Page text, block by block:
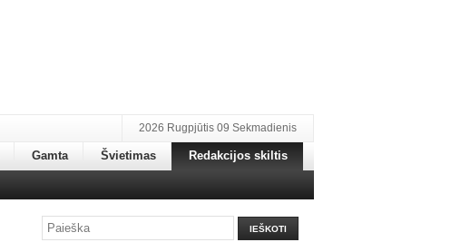
2026 Rugpjūtis 09 Sekmadienis
Gamta Švietimas Redakcijos skiltis